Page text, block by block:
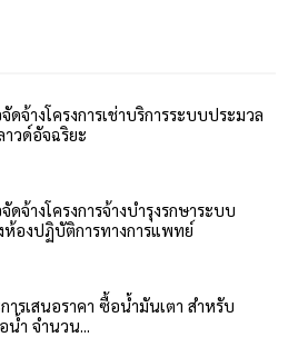
จ้างโครงการเช่าบริการระบบประมวล
วด์อัจฉริยะ
จ้างโครงการจ้างบำรุงรกษาระบบ
ห้องปฏิบัติการทางการแพทย์
ารเสนอราคา ซื้อน้ำมันเตา สำหรับ
น้ำ จำนวน...